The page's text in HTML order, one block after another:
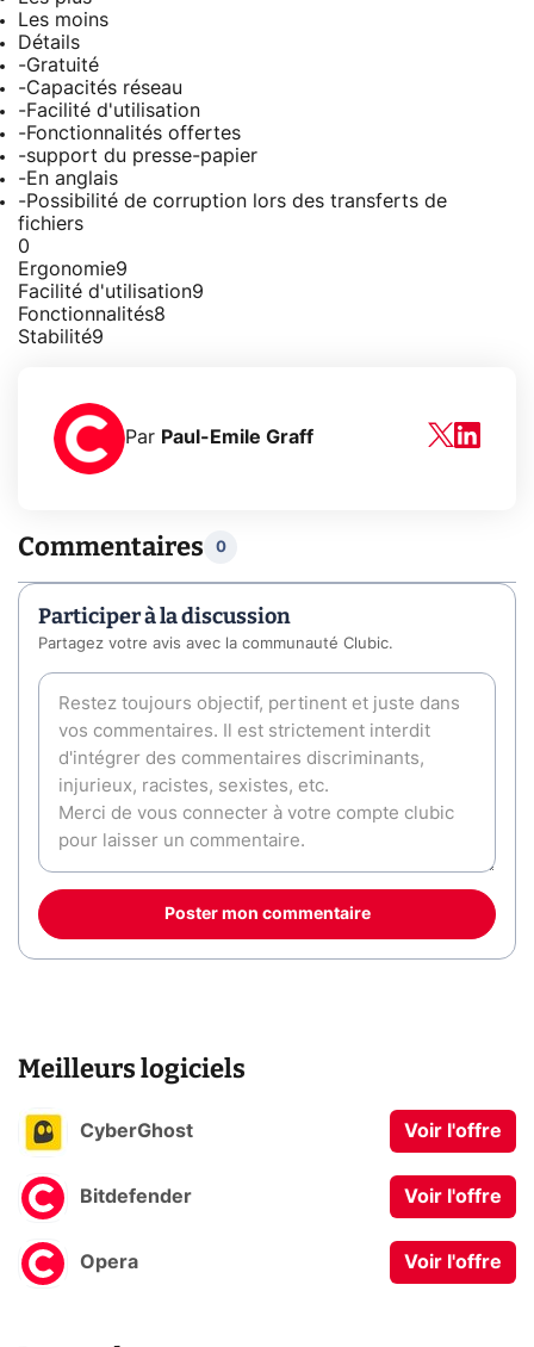
Les moins
Détails
-Gratuité
-Capacités réseau
-Facilité d'utilisation
-Fonctionnalités offertes
-support du presse-papier
-En anglais
-Possibilité de corruption lors des transferts de
fichiers
0
Ergonomie9
Facilité d'utilisation9
Fonctionnalités8
Stabilité9
Par Paul-Emile Graff
Commentaires 0
Participer à la discussion
Partagez votre avis avec la communauté Clubic.
Poster mon commentaire
Meilleurs logiciels
CyberGhost Voir l'offre
Bitdefender Voir l'offre
Opera Voir l'offre